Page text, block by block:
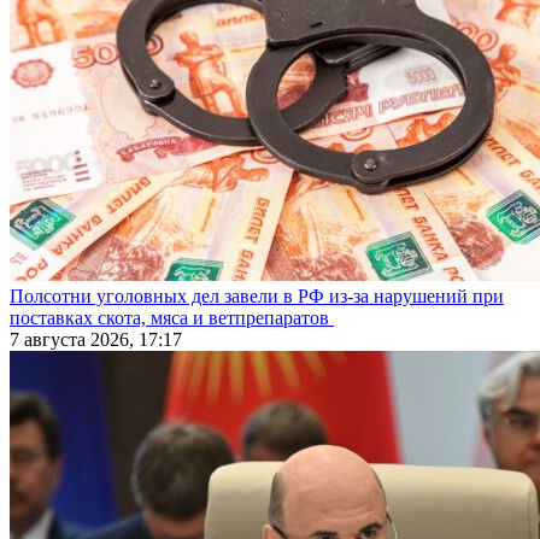
Полсотни уголовных дел завели в РФ из-за нарушений при
поставках скота, мяса и ветпрепаратов
7 августа 2026, 17:17